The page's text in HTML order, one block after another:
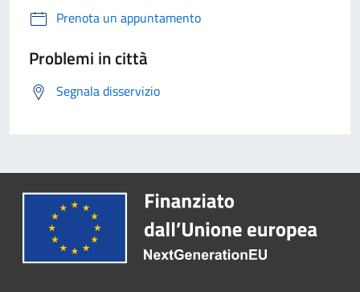
Prenota un appuntamento
Problemi in città
Segnala disservizio